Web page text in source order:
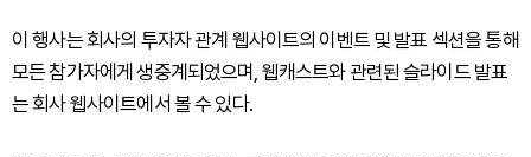
이 행사는 회사의 투자자 관계 웹사이트의 이벤트 및 발표 섹션을 통해
모든 참가자에게 생중계되었으며, 웹캐스트와 관련된 슬라이드 발표
는 회사 웹사이트에서 볼 수 있다.